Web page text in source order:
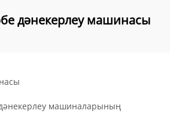
дәнекерлеу машинасы
дәнекерлеу машиналарының